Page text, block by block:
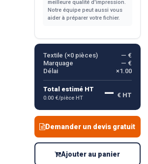
meilleure qualité d'impression.
Notre équipe peut aussi vous
aider à préparer votre fichier.
Textile (×0pièces)
— €
Marquage
— €
Délai
×1.00
Total estimé HT
0.00 €/pièce HT — € HT
Demander un devis gratuit
Ajouter au panier